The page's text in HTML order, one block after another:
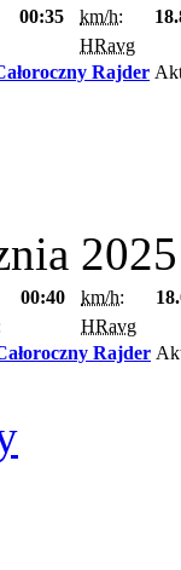
00:35 km/h:
HRavg
Rajder
2025
00:40 km/h:
HRavg
Rajder